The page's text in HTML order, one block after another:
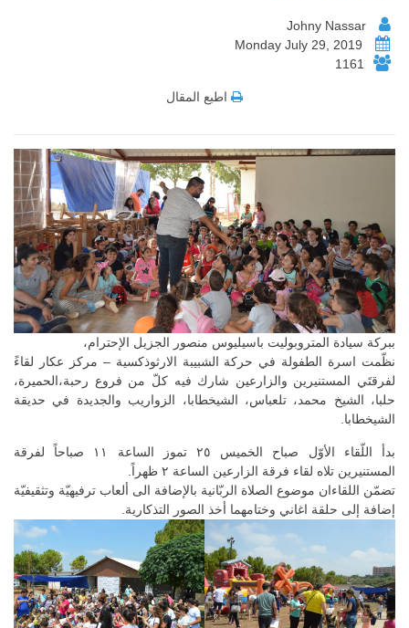
1161
اطبع المقال
ببركة سيادة المتروبوليت باسيليوس منصور الجزيل الإحترام،
نظّمت اسرة الطفولة في حركة الشبيبة الارثوذكسية – مركز عكار لقاءً
لفرقتَي المستنيرين والزارعين شارك فيه كلّ من فروع رحبة،الحميرة،
حلبا، الشيخ محمد، تلعباس، الشيخطابا، الزواريب والجديدة في حديقة
الشيخطابا.
بدأ اللّقاء الأوّل صباح الخميس ٢٥ تموز الساعة ١١ صباحاً لفرقة
المستنيرين تلاه لقاء فرقة الزارعين الساعة ٢ ظهراً.
تضمّن اللقاءان موضوع الصلاة الربّانية بالإضافة الى ألعاب ترفيهيّة وتثقيفيّة
إضافة إلى حلقة اغاني وختامهما أخذ الصور التذكارية.